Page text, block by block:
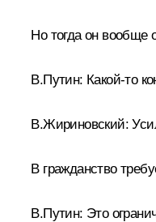
Но тогда он вообще
В.Путин: Какой-то
В.Жириновский:
В гражданство
В.Путин: Это